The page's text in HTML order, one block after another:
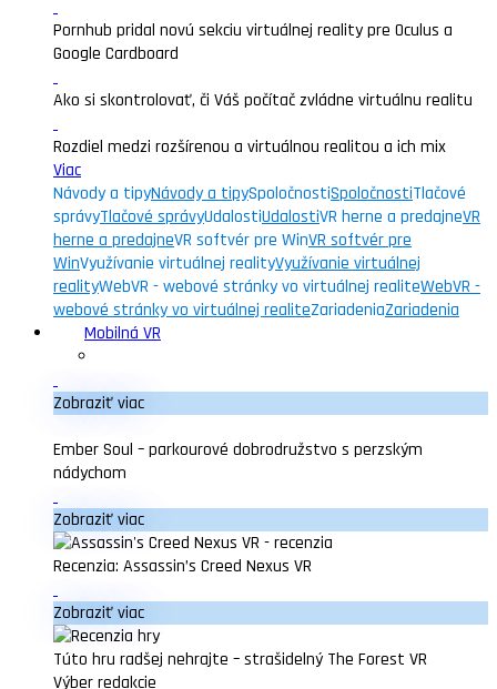
Pornhub pridal novú sekciu virtuálnej reality pre Oculus a
Google Cardboard
Ako si skontrolovať, či Váš počítač zvládne virtuálnu realitu
Rozdiel medzi rozšírenou a virtuálnou realitou a ich mix
Viac
Návody a tipyNávody a tipySpoločnostiSpoločnostiTlačové
správyTlačové správyUdalostiUdalostiVR herne a predajneVR
herne a predajneVR softvér pre WinVR softvér pre
WinVyužívanie virtuálnej realityVyužívanie virtuálnej
realityWebVR - webové stránky vo virtuálnej realiteWebVR -
webové stránky vo virtuálnej realiteZariadeniaZariadenia
Mobilná VR
Zobraziť viac
Ember Soul – parkourové dobrodružstvo s perzským
nádychom
Zobraziť viac
Recenzia: Assassin’s Creed Nexus VR
Zobraziť viac
Túto hru radšej nehrajte – strašidelný The Forest VR
Výber redakcie